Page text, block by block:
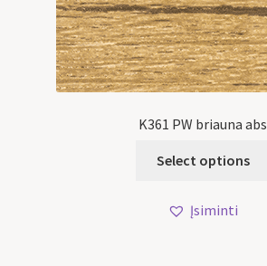
K361 PW briauna abs
Select options
Įsiminti